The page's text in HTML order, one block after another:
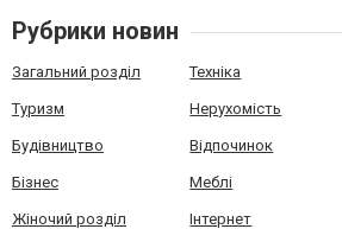
Рубрики новин
Загальний розділ Техніка
Туризм Нерухомість
Будівництво Відпочинок
Бізнес Меблі
Жіночий розділ Інтернет